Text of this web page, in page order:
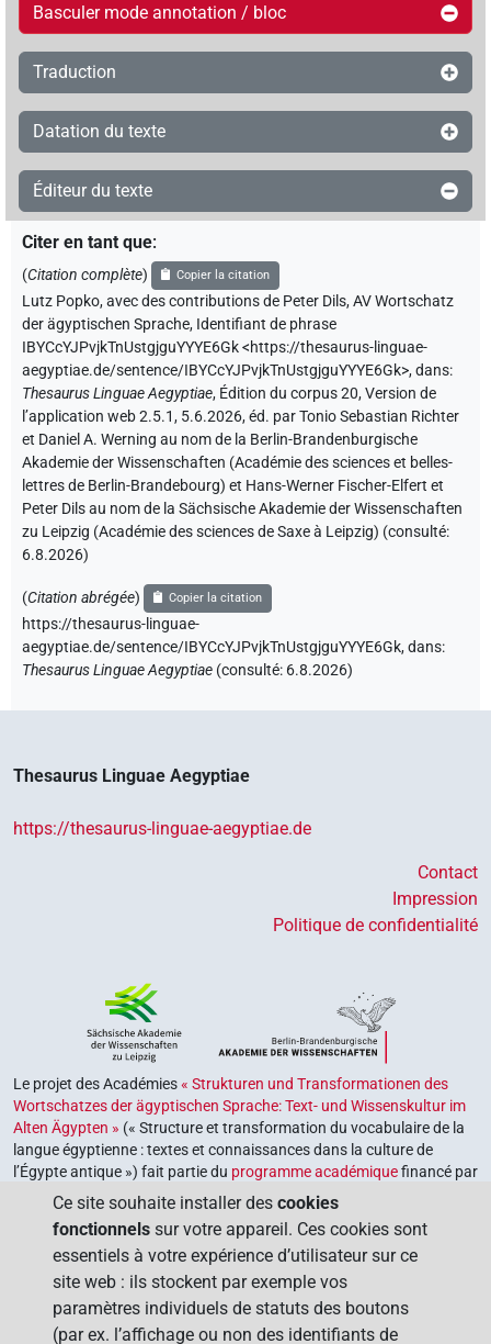
Basculer mode annotation / bloc
Traduction
Datation du texte
Éditeur du texte
Citer en tant que:
(Citation complète) Copier la citation
Lutz Popko,avec des contributions de Peter Dils,AV Wortschatz
der ägyptischen Sprache, Identifiant de phrase
IBYCcYJPvjkTnUstgjguYYYE6Gk<https://thesaurus-linguae-
aegyptiae.de/sentence/IBYCcYJPvjkTnUstgjguYYYE6Gk>,dans:
Thesaurus Linguae Aegyptiae, Édition du corpus 20, Version de
l’application web 2.5.1, 5.6.2026, éd. par Tonio Sebastian Richter
et Daniel A. Werning au nom de la Berlin-Brandenburgische
Akademie der Wissenschaften (Académie des sciences et belles-
lettres de Berlin-Brandebourg) et Hans-Werner Fischer-Elfert et
Peter Dils au nom de la Sächsische Akademie der Wissenschaften
zu Leipzig (Académie des sciences de Saxe à Leipzig) (consulté:
6.8.2026)
(Citation abrégée) Copier la citation
https://thesaurus-linguae-
aegyptiae.de/sentence/IBYCcYJPvjkTnUstgjguYYYE6Gk,dans:
Thesaurus Linguae Aegyptiae (consulté: 6.8.2026)
Thesaurus Linguae Aegyptiae
https://thesaurus-linguae-aegyptiae.de
Contact
Impression
Politique de confidentialité
Le projet des Académies« Strukturen und Transformationen des
Wortschatzes der ägyptischen Sprache: Text- und Wissenskultur im
Alten Ägypten » (« Structure et transformation du vocabulaire de la
langue égyptienne : textes et connaissances dans la culture de
l’Égypte antique ») fait partie du programme académiquefinancé par
le gouvernement fédéral et les gouvernements des Länder de la
retrouver et explorer notre héritage culturel. Le programme est
coordonné par l’Union des académies allemandes des sciences et
des lettres .
Ce site souhaite installer des cookies
fonctionnels sur votre appareil. Ces cookies sont
essentiels à votre expérience d’utilisateur sur ce
site web : ils stockent par exemple vos
paramètres individuels de statuts des boutons
(par ex. l’affichage ou non des identifiants de